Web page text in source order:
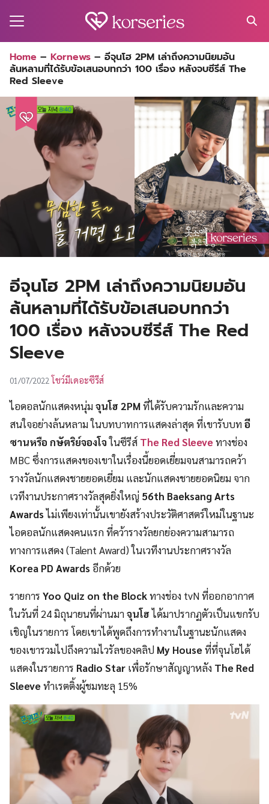
for:
Home – Kornews – อีจุนโฮ 2PM เล่าถึงความนิยมอัน
ล้นหลามที่ได้รับข้อเสนอบทกว่า 100 เรื่อง หลังจบซีรีส์ The
Red Sleeve
อีจุนโฮ 2PM เล่าถึงความนิยมอัน
ล้นหลามที่ได้รับข้อเสนอบทกว่า
100 เรื่อง หลังจบซีรีส์ The Red
Sleeve
01/07/2022 โชว์มีเดอะซีรีส์
ไอดอลนักแสดงหนุ่มจุนโฮ 2PMที่ได้รับความรักและความ
สนใจอย่างล้นหลาม ในบทบาทการแสดงล่าสุด ที่เขารับบทอี
ซานหรือ กษัตริย์จองโจในซีรีส์ The Red Sleeveทางช่อง
MBC ซึ่งการแสดงของเขาในเรื่องนี้ยอดเยี่ยมจนสามารถคว้า
รางวัลนักแสดงชายยอดเยี่ยม และนักแสดงชายยอดนิยม จาก
เวทีงานประกาศรางวัลสุดยิ่งใหญ่ 56th Baeksang Arts
Awardsไม่เพียงเท่านั้นเขายังสร้างประวัติศาสตร์ใหม่ในฐานะ
ไอดอลนักแสดงคนแรก ที่คว้ารางวัลยกย่องความสามารถ
ทางการแสดง (Talent Award) ในเวทีงานประกาศรางวัล
Korea PD Awards อีกด้วย
รายการ Yoo Quiz on the Blockทางช่อง tvN ที่ออกอากาศ
ในวันที่ 24 มิถุนายนที่ผ่านมาจุนโฮได้มาปรากฏตัวเป็นแขกรับ
เชิญในรายการ โดยเขาได้พูดถึงการทำงานในฐานะนักแสดง
ของเขารวมไปถึงความไวรัลของคลิป My Houseที่ที่จุนโฮได้
แสดงในรายการ Radio Star เพื่อรักษาสัญญาหลัง The Red
Sleeveทำเรตติ้งผู้ชมทะลุ 15%